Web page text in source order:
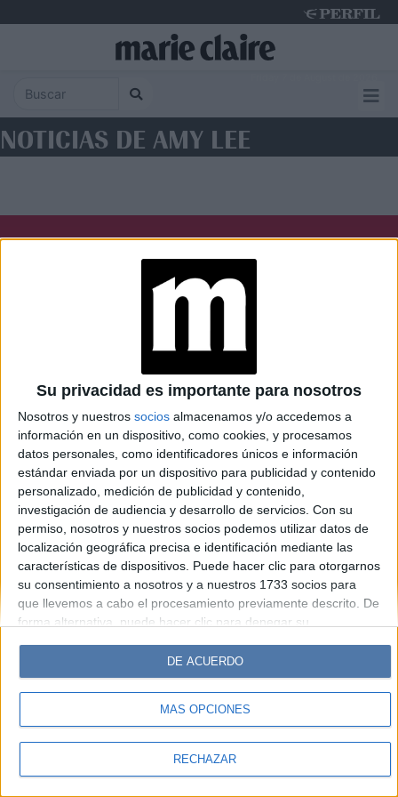
Su privacidad es importante para nosotros
Nosotros y nuestros socios almacenamos y/o accedemos a
información en un dispositivo, como cookies, y procesamos
datos personales, como identificadores únicos e información
estándar enviada por un dispositivo para publicidad y contenido
personalizado, medición de publicidad y contenido,
investigación de audiencia y desarrollo de servicios. Con su
permiso, nosotros y nuestros socios podemos utilizar datos de
localización geográfica precisa e identificación mediante las
características de dispositivos. Puede hacer clic para otorgarnos
su consentimiento a nosotros y a nuestros 1733 socios para
que llevemos a cabo el procesamiento previamente descrito. De
forma alternativa, puede hacer clic para denegar su
cambiar sus preferencias antes de otorgar su consentimiento.
Tenga en cuenta que algún procesamiento de sus datos
personales puede no requerir de su consentimiento, pero usted
tiene el derecho de rechazar tal procesamiento. Sus
sus preferencias o retirar su consentimiento en cualquier
MÁS OPCIONES
RECHAZAR
DE ACUERDO
NOTICIAS DE AMY LEE
Caras Noticias
Weekend Parabrisas
Look
Luz Mía Lunateen Break BATimes
© Perfil.com 2006-2019 - Todos los derechos reservados
Registro de Propiedad Intelectual: Nro. 5346433